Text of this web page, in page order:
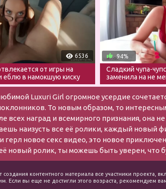
6536
от игры на
еблю в намокшую киску
94%
Сладкий чупа-
заменила на не
Luxuri Girl огромное усердие
То новым образом, то
всех наград и всемирного признания, она
наизусть все её ролики, каждый новый
герл новое секс видео, это новое
новый ролик, ты можешь быть уверен, что
контентного материала все участники проекта,
Если вы еще не достигли этого возраста, рекомендуем